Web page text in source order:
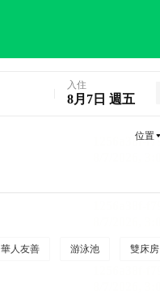
入住
8月7日 週五
位置
華人友善 游泳池 雙床房